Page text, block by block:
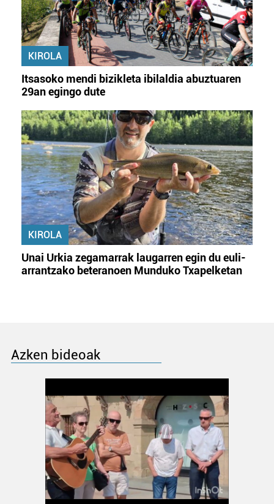
KIROLA
Itsasoko mendi bizikleta ibilaldia abuztuaren
29an egingo dute
KIROLA
Unai Urkia zegamarrak laugarren egin du euli-
arrantzako beteranoen Munduko Txapelketan
Azken bideoak